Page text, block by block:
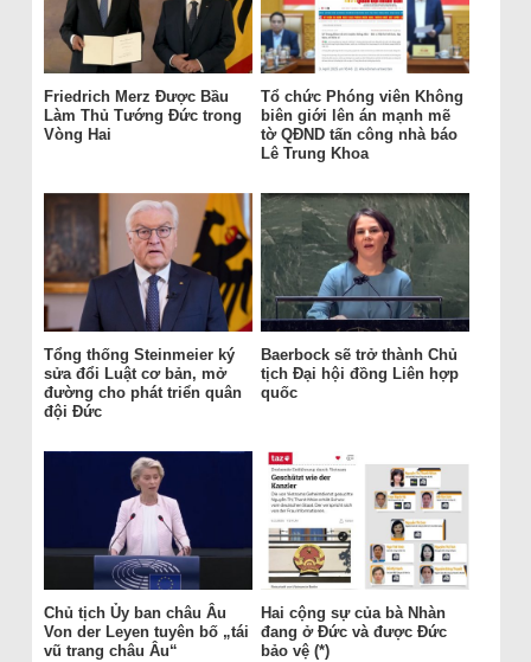
Friedrich Merz Được Bầu
Làm Thủ Tướng Đức trong
Vòng Hai
Tổ chức Phóng viên Không
biên giới lên án mạnh mẽ
tờ QĐND tấn công nhà báo
Lê Trung Khoa
Tổng thống Steinmeier ký
sửa đổi Luật cơ bản, mở
đường cho phát triển quân
đội Đức
Baerbock sẽ trở thành Chủ
tịch Đại hội đồng Liên hợp
quốc
Chủ tịch Ủy ban châu Âu
Von der Leyen tuyên bố „tái
vũ trang châu Âu“
Hai cộng sự của bà Nhàn
đang ở Đức và được Đức
bảo vệ (*)